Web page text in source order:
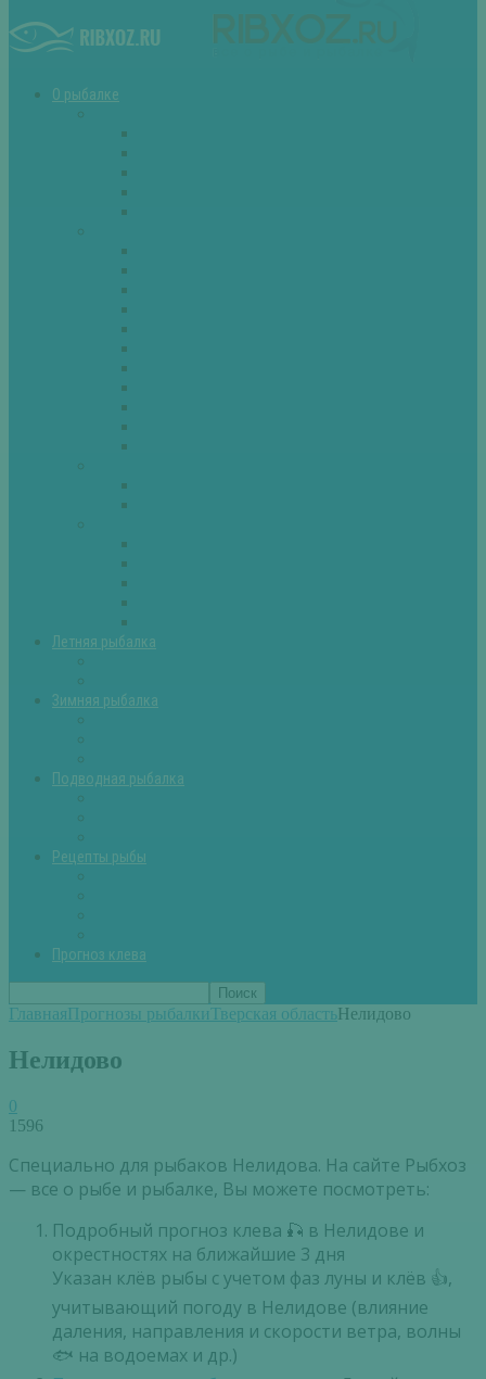
О рыбалке
Летняя рыбалка
Зимняя рыбалка
Подводная рыбалка
Рецепты рыбы
Прогноз клева
ГлавнаяПрогнозы рыбалкиТверская областьНелидово
Нелидово
0
1596
Специально для рыбаков Нелидова. На сайте Рыбхоз
— все о рыбе и рыбалке, Вы можете посмотреть:
Подробный прогноз клева 🎣 в Нелидове и
окрестностях на ближайшие 3 дня
Указан клёв рыбы с учетом фаз луны и клёв 👍,
учитывающий погоду в Нелидове (влияние
даления, направления и скорости ветра, волны
🐟 на водоемах и др.)